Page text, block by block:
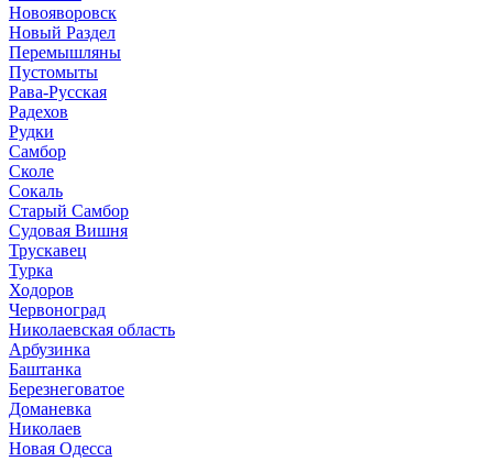
Новояворовск
Новый Раздел
Перемышляны
Пустомыты
Рава-Русская
Радехов
Рудки
Самбор
Сколе
Сокаль
Старый Самбор
Судовая Вишня
Трускавец
Турка
Ходоров
Червоноград
Николаевская область
Арбузинка
Баштанка
Березнеговатое
Доманевка
Николаев
Новая Одесса